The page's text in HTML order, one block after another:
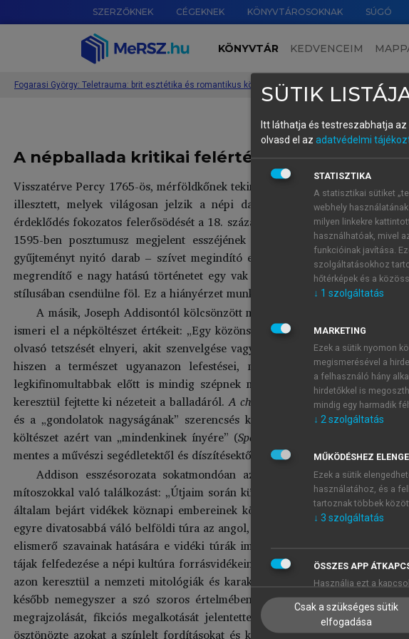
SZERZŐKNEK CÉGEKNEK KÖNYVTÁROSOKNAK SÚGÓ
KÖNYVTÁR KEDVENCEIM
Fogarasi György: Teletrauma: brit esztétika és romantikus költészet › Tanulmányok › A ballada a brit
A népballada kritikai felértékelődése: Sidney,
Visszatérve Percy 1765-ös, mérföldkőnek tekinthető munkájára, a
illesztett, melyek világosan jelzik a népi dalkultúra iránti poétikai
érdeklődés fokozatos felerősödését a 18. század első felétől. Az első
1595-ben posztumusz megjelent esszéjének arról a pontjáról vette
gyűjteményt nyitó darab ‒ szívet megindító erejéről beszél, udvari költő
megrendítő e nagy hatású történetet egy vak hegedűs nyers hangján
stílusában csendülne föl. Ez a hiányérzet munkálhatott Percyben is, amikor
A másik, Joseph Addisontól kölcsönzött mottó túllép ezen az antik
ismeri el a népköltészet értékeit: „Egy közönséges dal vagy ballada, mely
olvasó tetszését elnyeri, akit szenvelgése vagy tudatlansága még nem tett
hiszen a természet ugyanazon lefestései, melyek a legközönségesebb
legkifinomultabbak előtt is mindig szépnek mutatkoznak.” 1Addison
keresztül fejtette ki nézeteit a balladáról.A chevioti vadászatmellettAz erdei
és a „gondolatok nagyságának” szerencsés kombinációját (Spectator,103).
költészet azért van „mindenkinek ínyére” (Spectator,
mentes a művészi segédletektől és díszítésektől
[a plain simple copy of
Addison esszésorozata sokatmondóan az utazás kontextusába
mítoszokkal való találkozást: „Útjaim során különös élvezettel hallgattam
általam bejárt vidékek köznapi embereinek körében leginkább divatosak”
egyre divatosabbá váló belföldi túra az angol, skót, walesi vagy épp ír tájak
elismerő szavainak hatására e vidéki túrák immár az illető nemzeti
tájak felfedezése a népi kultúra forrásvidékeinek meglátogatásaként
azon keresztül a nemzeti mitológiák és karakterisztikák megalkotásának
később nemegyszer a szó szoros értelmében is alkotást, az
megrajzolását, fikciós megalkotását jelentette. Az ősi hagyományok
ösztönözte azokat a színlelt fordításokat és közreadásokat, melyek
SÜTIK
Itt láthatja és testreszabhatja
olvasd el az adatvédelmi
STATISZTIKA
A statisztikai sütiket
webhely
milyen linkekre
használhatóak, mivel
funkcióinak javítása.
szolgáltatásokhoz
hőtérképek és a
↓ 1 szolgáltatás
MARKETING
Ezek a sütik nyomon
megismerésével a
a felhasználó hány
hirdetőkkel is
mindig egy harmadik
↓ 2szolgáltatás
MŰKÖDÉSHEZ
Ezek a sütik
használatához, és a
tartoznak többek
↓ 3 szolgáltatás
ÖSSZES APP
Használja ezt a
Csak a szükséges sütik
elfogadása